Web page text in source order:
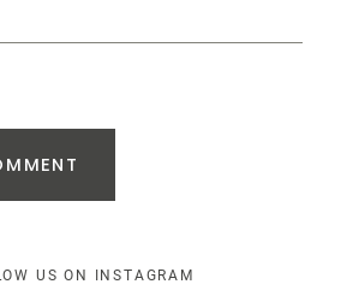
US ON INSTAGRAM